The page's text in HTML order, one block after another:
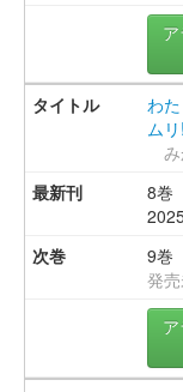
わ
ム
8巻
9巻
発